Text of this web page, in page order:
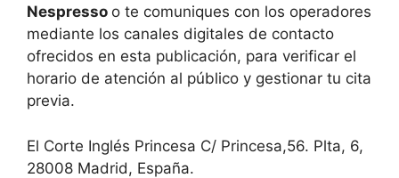
Nespresso o te comuniques con los operadores
mediante los canales digitales de contacto
ofrecidos en esta publicación, para verificar el
horario de atención al público y gestionar tu cita
previa.
El Corte Inglés Princesa C/ Princesa,56. Plta, 6,
28008 Madrid, España.